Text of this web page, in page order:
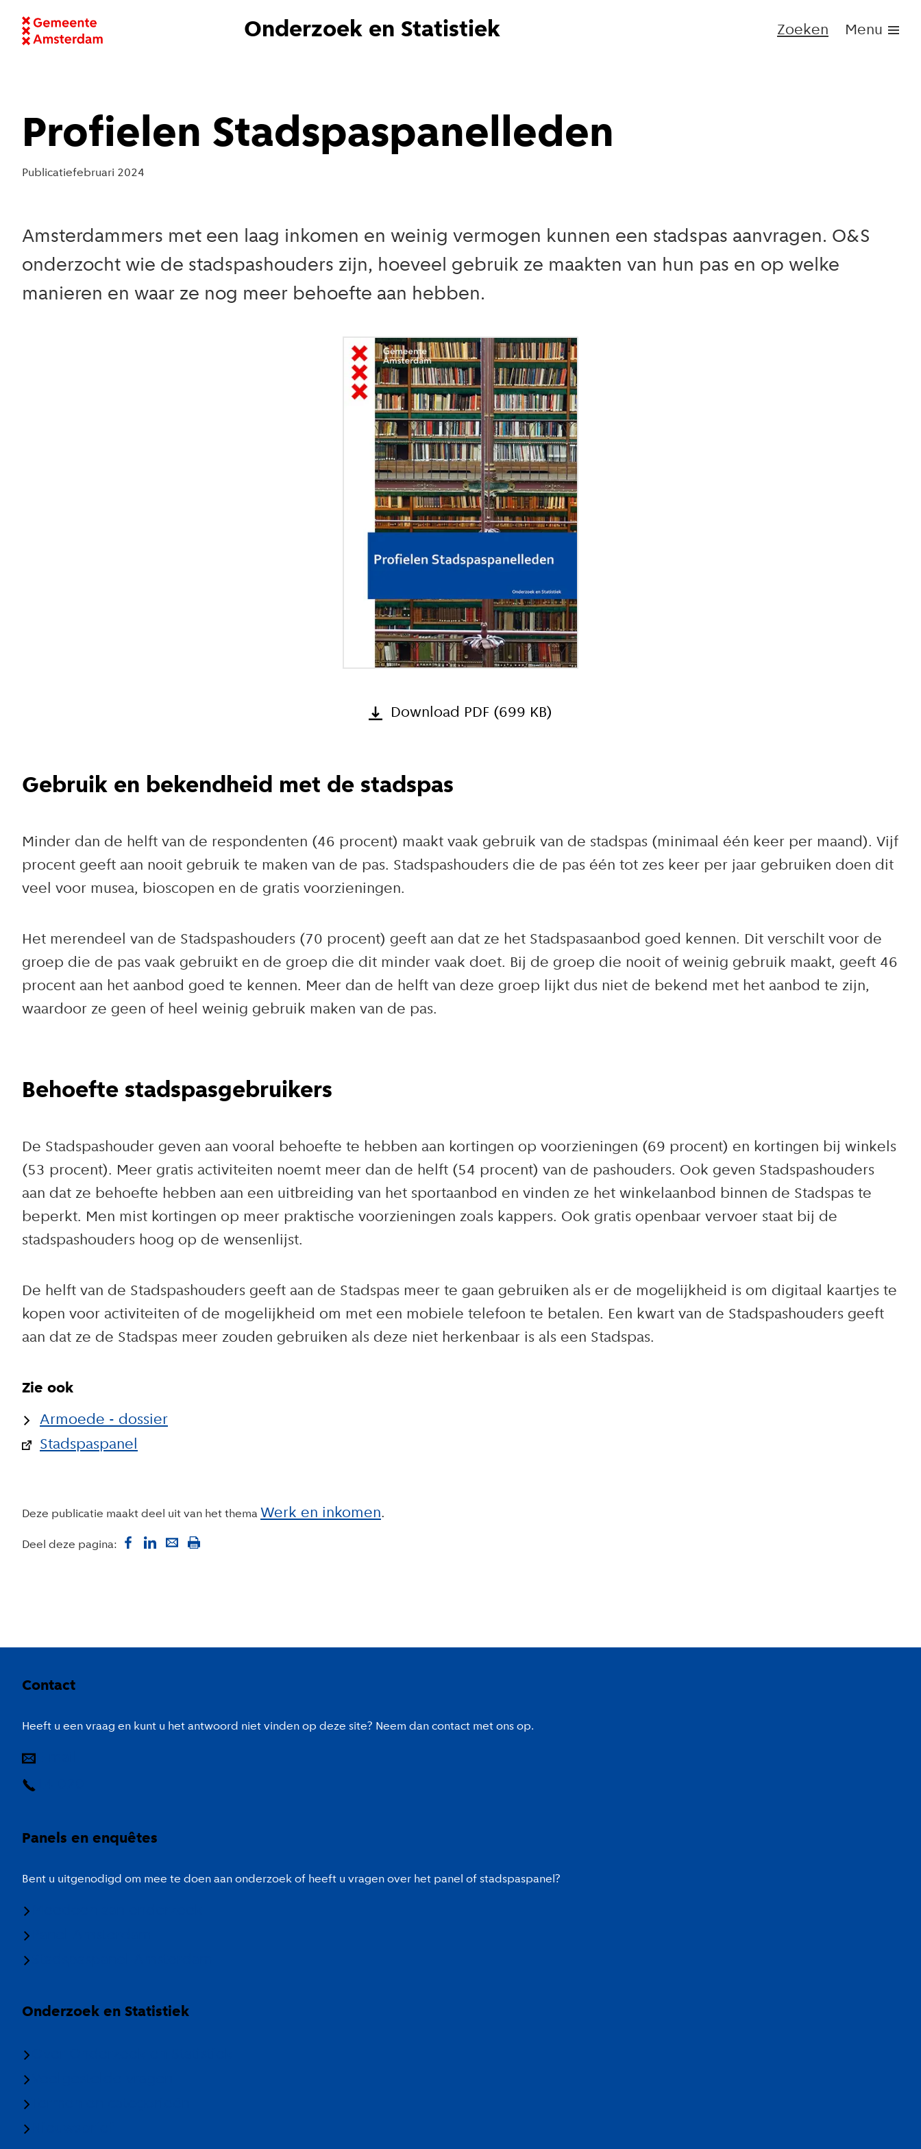
Onderzoek en Statistiek Zoeken Menu
Profielen Stadspaspanelleden
Publicatiefebruari 2024
Amsterdammers met een laag inkomen en weinig vermogen kunnen een stadspas aanvragen. O&S
onderzocht wie de stadspashouders zijn, hoeveel gebruik ze maakten van hun pas en op welke
manieren en waar ze nog meer behoefte aan hebben.
Download PDF (699 KB)
Gebruik en bekendheid met de stadspas
Minder dan de helft van de respondenten (46 procent) maakt vaak gebruik van de stadspas (minimaal één keer per maand). Vijf
procent geeft aan nooit gebruik te maken van de pas. Stadspashouders die de pas één tot zes keer per jaar gebruiken doen dit
veel voor musea, bioscopen en de gratis voorzieningen.
Het merendeel van de Stadspashouders (70 procent) geeft aan dat ze het Stadspasaanbod goed kennen. Dit verschilt voor de
groep die de pas vaak gebruikt en de groep die dit minder vaak doet. Bij de groep die nooit of weinig gebruik maakt, geeft 46
procent aan het aanbod goed te kennen. Meer dan de helft van deze groep lijkt dus niet de bekend met het aanbod te zijn,
waardoor ze geen of heel weinig gebruik maken van de pas.
Behoefte stadspasgebruikers
De Stadspashouder geven aan vooral behoefte te hebben aan kortingen op voorzieningen (69 procent) en kortingen bij winkels
(53 procent). Meer gratis activiteiten noemt meer dan de helft (54 procent) van de pashouders. Ook geven Stadspashouders
aan dat ze behoefte hebben aan een uitbreiding van het sportaanbod en vinden ze het winkelaanbod binnen de Stadspas te
beperkt. Men mist kortingen op meer praktische voorzieningen zoals kappers. Ook gratis openbaar vervoer staat bij de
stadspashouders hoog op de wensenlijst.
De helft van de Stadspashouders geeft aan de Stadspas meer te gaan gebruiken als er de mogelijkheid is om digitaal kaartjes te
kopen voor activiteiten of de mogelijkheid om met een mobiele telefoon te betalen. Een kwart van de Stadspashouders geeft
aan dat ze de Stadspas meer zouden gebruiken als deze niet herkenbaar is als een Stadspas.
Zie ook
Armoede - dossier
Stadspaspanel
Deze publicatie maakt deel uit van het thema Werk en inkomen
Deel deze pagina:
Contact
Heeft u een vraag en kunt u het antwoord niet vinden op deze site? Neem dan contact met ons op.
Panels en enquêtes
Bent u uitgenodigd om mee te doen aan onderzoek of heeft u vragen over het panel of stadspaspanel?
Onderzoek en Statistiek